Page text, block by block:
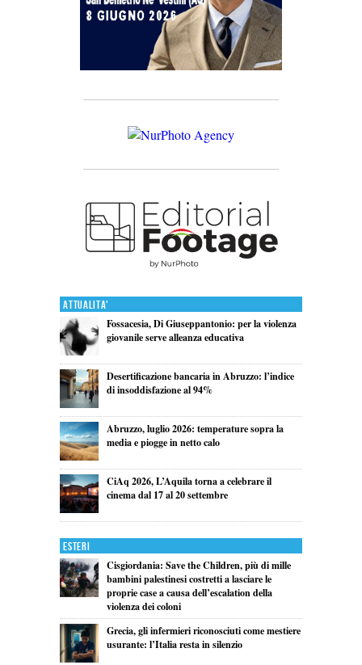
Attualita'
Fossacesia, Di Giuseppantonio: per la violenza
giovanile serve alleanza educativa
Desertificazione bancaria in Abruzzo: l’indice
di insoddisfazione al 94%
Abruzzo, luglio 2026: temperature sopra la
media e piogge in netto calo
CiAq 2026, L’Aquila torna a celebrare il
cinema dal 17 al 20 settembre
Esteri
Cisgiordania: Save the Children, più di mille
bambini palestinesi costretti a lasciare le
proprie case a causa dell’escalation della
violenza dei coloni
Grecia, gli infermieri riconosciuti come mestiere
usurante: l’Italia resta in silenzio